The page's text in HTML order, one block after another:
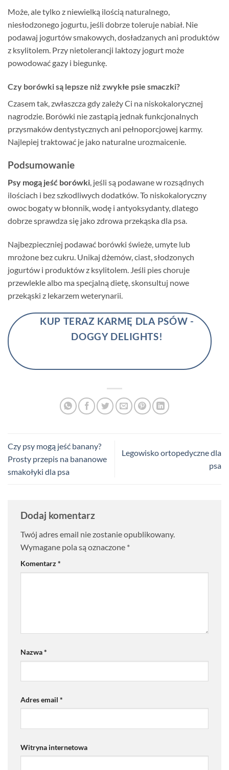
Może, ale tylko z niewielką ilością naturalnego,
niesłodzonego jogurtu, jeśli dobrze toleruje nabiał. Nie
podawaj jogurtów smakowych, dosładzanych ani produktów
z ksylitolem. Przy nietolerancji laktozy jogurt może
powodować gazy i biegunkę.
Czy borówki są lepsze niż zwykłe psie smaczki?
Czasem tak, zwłaszcza gdy zależy Ci na niskokalorycznej
nagrodzie. Borówki nie zastąpią jednak funkcjonalnych
przysmaków dentystycznych ani pełnoporcjowej karmy.
Najlepiej traktować je jako naturalne urozmaicenie.
Podsumowanie
Psy mogą jeść borówki, jeśli są podawane w rozsądnych
ilościach i bez szkodliwych dodatków. To niskokaloryczny
owoc bogaty w błonnik, wodę i antyoksydanty, dlatego
dobrze sprawdza się jako zdrowa przekąska dla psa.
Najbezpieczniej podawać borówki świeże, umyte lub
mrożone bez cukru. Unikaj dżemów, ciast, słodzonych
jogurtów i produktów z ksylitolem. Jeśli pies choruje
przewlekle albo ma specjalną dietę, skonsultuj nowe
przekąski z lekarzem weterynarii.
KUP TERAZ KARMĘ DLA PSÓW -
DOGGY DELIGHTS!
Czy psy mogą jeść banany?
Prosty przepis na bananowe
smakołyki dla psa
Legowisko ortopedyczne dla
psa
Dodaj komentarz
Twój adres email nie zostanie opublikowany.
Wymagane pola są oznaczone *
Komentarz*
Nazwa*
Adres email *
Witryna internetowa